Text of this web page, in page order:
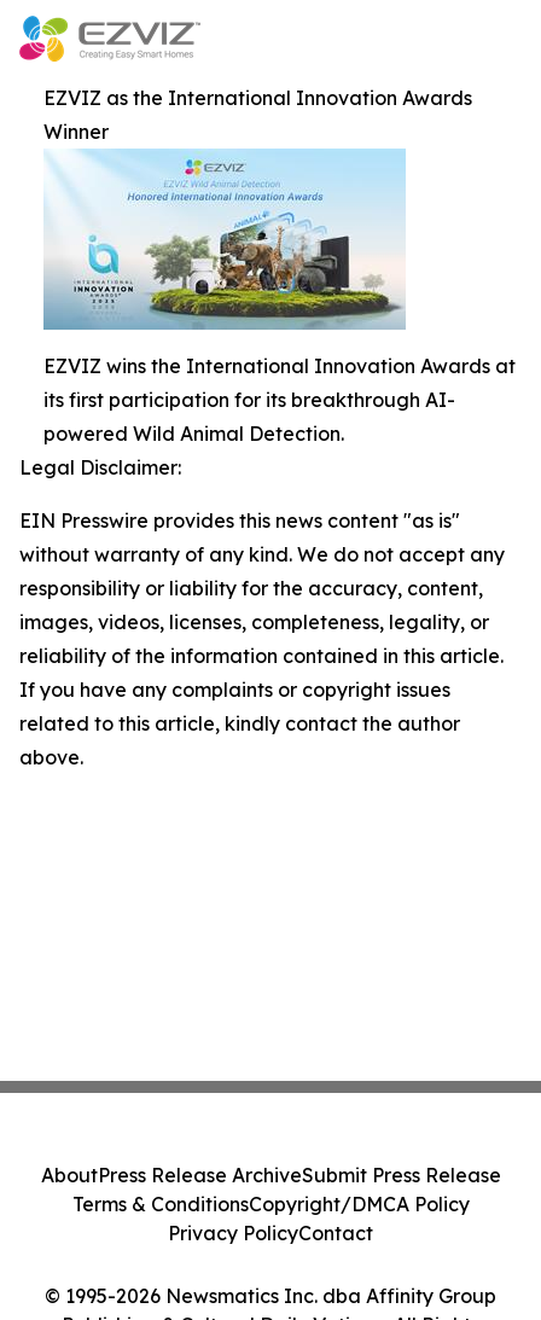
EZVIZ as the International Innovation Awards
Winner
EZVIZ wins the International Innovation Awards at
its first participation for its breakthrough AI-
powered Wild Animal Detection.
Legal Disclaimer:
EIN Presswire provides this news content "as is"
without warranty of any kind. We do not accept any
responsibility or liability for the accuracy, content,
images, videos, licenses, completeness, legality, or
reliability of the information contained in this article.
If you have any complaints or copyright issues
related to this article, kindly contact the author
above.
© 1995-2026 Newsmatics Inc. dba Affinity Group
AboutPress Release ArchiveSubmit Press Release
Terms & ConditionsCopyright/DMCA Policy
Privacy PolicyContact